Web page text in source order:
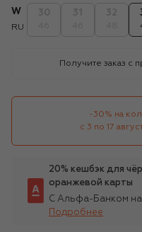
W
RU
Получите заказ с
-30% на
с 3 по 17
20% кешбэк для
оранжевой карты
С Альфа-Банком
Подробнее